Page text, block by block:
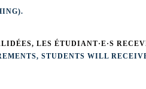
LES ÉTUDIANT·E·S
STUDENTS WILL